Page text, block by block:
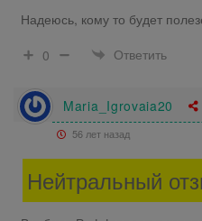
Надеюсь, кому то будет
0
Ответить
Maria_Igrovaia20
56 лет назад
Нейтральный